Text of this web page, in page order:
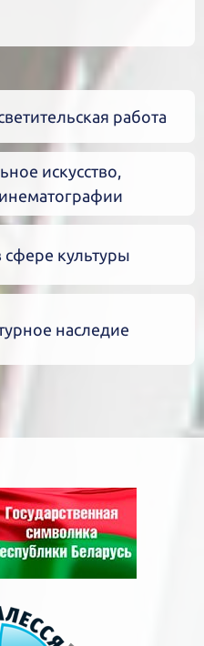
работа
искусство,
культуры
наследие